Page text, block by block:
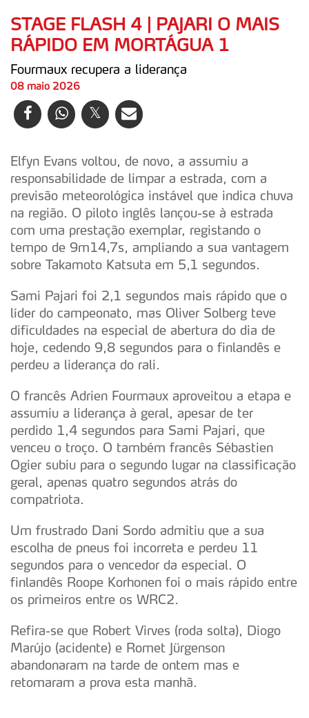
STAGE FLASH 4 | PAJARI O MAIS
RÁPIDO EM MORTÁGUA 1
Fourmaux recupera a liderança
08 maio 2026
Elfyn Evans voltou, de novo, a assumiu a
responsabilidade de limpar a estrada, com a
previsão meteorológica instável que indica chuva
na região. O piloto inglês lançou-se à estrada
com uma prestação exemplar, registando o
tempo de 9m14,7s, ampliando a sua vantagem
sobre Takamoto Katsuta em 5,1 segundos.
Sami Pajari foi 2,1 segundos mais rápido que o
líder do campeonato, mas Oliver Solberg teve
dificuldades na especial de abertura do dia de
hoje, cedendo 9,8 segundos para o finlandês e
perdeu a liderança do rali.
O francês Adrien Fourmaux aproveitou a etapa e
assumiu a liderança à geral, apesar de ter
perdido 1,4 segundos para Sami Pajari, que
venceu o troço. O também francês Sébastien
Ogier subiu para o segundo lugar na classificação
geral, apenas quatro segundos atrás do
compatriota.
Um frustrado Dani Sordo admitiu que a sua
escolha de pneus foi incorreta e perdeu 11
segundos para o vencedor da especial. O
finlandês Roope Korhonen foi o mais rápido entre
os primeiros entre os WRC2.
Refira-se que Robert Virves (roda solta), Diogo
Marújo (acidente) e Romet Jürgenson
abandonaram na tarde de ontem mas e
retomaram a prova esta manhã.